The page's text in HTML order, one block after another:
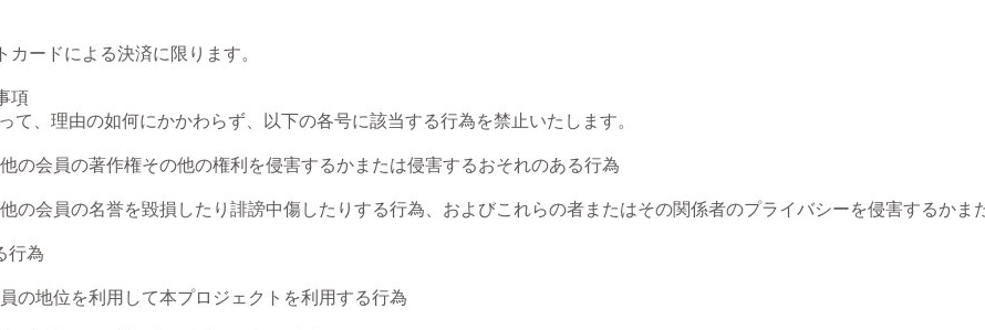
ードによる決済に限ります。
項
、理由の如何にかかわらず、以下の各号に該当する行為を禁止いたします。
の会員の著作権その他の権利を侵害するかまたは侵害するおそれのある行為
の会員の名誉を毀損したり誹謗中傷したりする行為、およびこれらの者またはその関係者のプライバシーを侵害するかま
行為
の地位を利用して本プロジェクトを利用する行為